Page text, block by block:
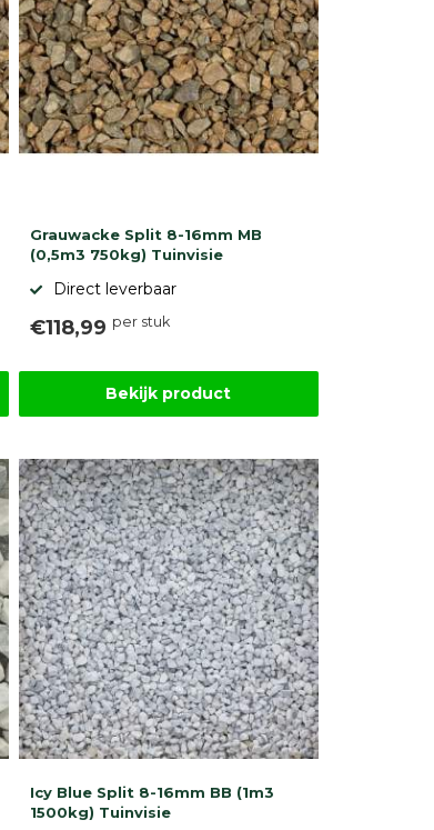
Grauwacke Split 8-16mm MB
(0,5m3 750kg) Tuinvisie
Direct leverbaar
€118,99 per stuk
Bekijk product
Icy Blue Split 8-16mm BB (1m3
1500kg) Tuinvisie